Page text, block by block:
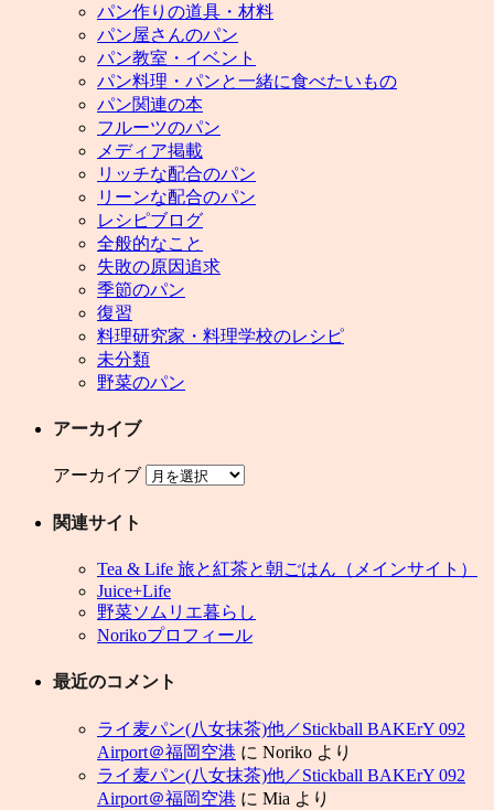
パン作りの道具・材料
パン屋さんのパン
パン教室・イベント
パン料理・パンと一緒に食べたいもの
パン関連の本
フルーツのパン
メディア掲載
リッチな配合のパン
リーンな配合のパン
レシピブログ
全般的なこと
失敗の原因追求
季節のパン
復習
料理研究家・料理学校のレシピ
未分類
野菜のパン
アーカイブ
アーカイブ
関連サイト
Tea & Life 旅と紅茶と朝ごはん（メインサイト）
Juice+Life
野菜ソムリエ暮らし
Norikoプロフィール
最近のコメント
ライ麦パン(八女抹茶)他／Stickball BAKErY 092
Airport＠福岡空港 に Noriko より
ライ麦パン(八女抹茶)他／Stickball BAKErY 092
Airport＠福岡空港 に Mia より